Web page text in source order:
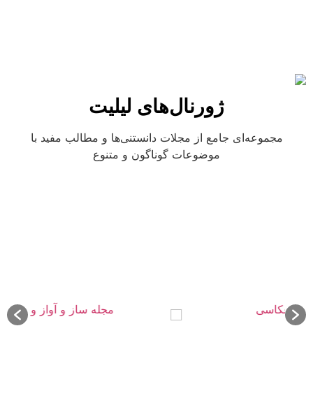
ژورنال‌های لیلیت
مجموعه‌ای جامع از مجلات دانستنی‌ها و مطالب مفید با
موضوعات گوناگون و متنوع